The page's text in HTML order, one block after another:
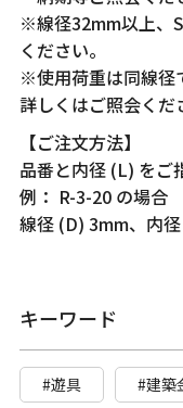
※線径32mm以上、
ください。
※使用荷重は同線径
詳しくはご照会くだ
【ご注文方法】
品番と内径 (L) をご
例： R-3-20 の場合
線径 (D) 3mm、内径
キーワード
#遊具 #建築